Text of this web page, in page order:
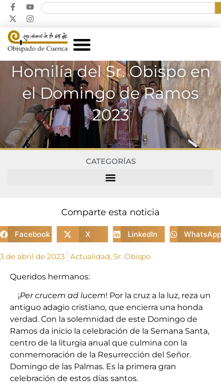
Homilía del Sr. Obispo en
el Domingo de Ramos
2023
CATEGORÍAS
Comparte esta noticia
Facebook X LinkedIn WhatsApp
3 de abril de 2023 Actualidad, Sr. Obispo
Queridos hermanos:
¡Per crucem ad lucem! Por la cruz a la luz, reza un
antiguo adagio cristiano, que encierra una honda
verdad. Con la solemnidad de este Domingo de
Ramos da inicio la celebración de la Semana Santa,
centro de la liturgia anual que culmina con la
conmemoración de la Resurrección del Señor.
Domingo de las Palmas. Es la primera gran
celebración de estos días santos.